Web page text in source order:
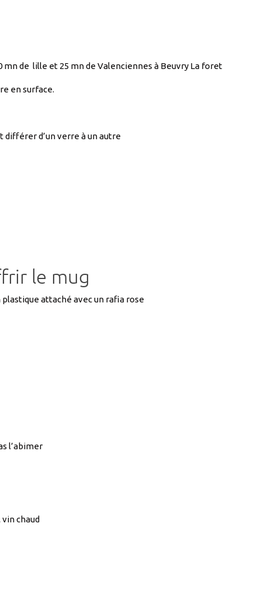
mn de lille et 25 mn de Valenciennes à Beuvry La foret
en surface.
différer d’un verre à un autre
le mug
attaché avec un rafia rose
l’abimer
chaud